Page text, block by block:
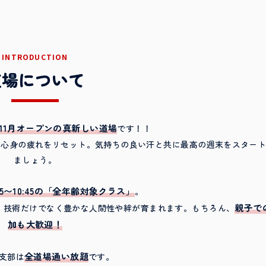
INTRODUCTION
について
月オープンの真新しい道場です！！
身の疲れをリセット。気持ちの良い汗と共に最高の週末をスター
ましょう。
〜10:45の「全年齢対象クラス」。
術だけでなく豊かな人間性や絆が育まれます。もちろん、親子で
加も大歓迎！
部は全道場通い放題です。